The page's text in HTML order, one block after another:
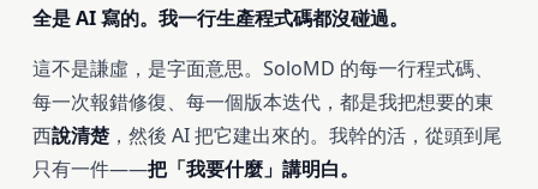
全是 AI 寫的。我一行生產程式碼都沒碰過。
這不是謙虛，是字面意思。SoloMD 的每一行程式碼、
每一次報錯修復、每一個版本迭代，都是我把想要的東
西說清楚，然後 AI 把它建出來的。我幹的活，從頭到尾
只有一件——把「我要什麼」講明白。